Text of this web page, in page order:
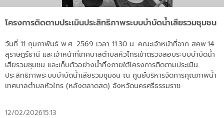
โครงการติดตามประเมินประสิทธิภาพระบบบำบัดน้ำเสียรวมชุมชน
วันที่ 11 กุมภาพันธ์ พ.ศ. 2569 เวลา 11.30 น. คณะเจ้าหน้าที่จาก สคพ.14
สุราษฎร์ธานี และเจ้าหน้าที่เทศบาลตำบลหัวไทรเข้าตรวจสอบระบบบำบัดน้ำ
เสียรวมชุมชน และเก็บตัวอย่างน้ำทิ้งภายใต้โครงการติดตามประเมิน
ประสิทธิภาพระบบบำบัดน้ำเสียรวมชุมชน ณ ศูนย์บริหารจัดการคุณภาพน้ำ
เทศบาลตำบลหัวไทร (หลังตลาดสด) จังหวัดนครศรีธรรมราช
12/02/202615:13